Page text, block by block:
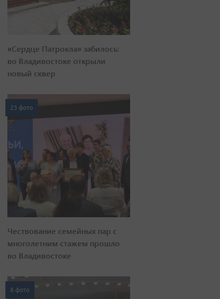
«Сердце Патрокла» забилось:
во Владивостоке открыли
новый сквер
23 фото
Чествование семейных пар с
многолетним стажем прошло
во Владивостоке
8 фото